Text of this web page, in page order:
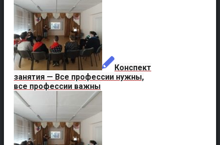
Конспект
занятия — Все профессии нужны,
все профессии важны